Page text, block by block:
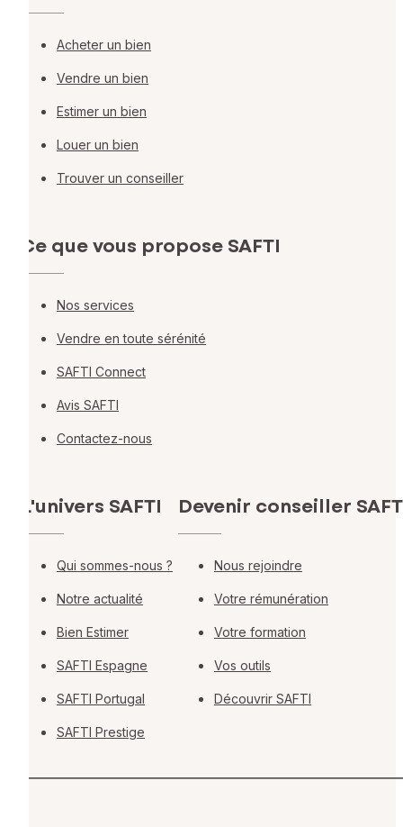
Acheter un bien
Vendre un bien
Estimer un bien
Louer un bien
Trouver un conseiller
Ce que vous propose SAFTI
Nos services
Vendre en toute sérénité
SAFTI Connect
Avis SAFTI
Contactez-nous
L'univers SAFTI
Qui sommes-nous ?
Notre actualité
Bien Estimer
SAFTI Espagne
SAFTI Portugal
SAFTI Prestige
Devenir conseiller
Nous rejoindre
Votre rémunération
Votre formation
Vos outils
Découvrir SAFTI